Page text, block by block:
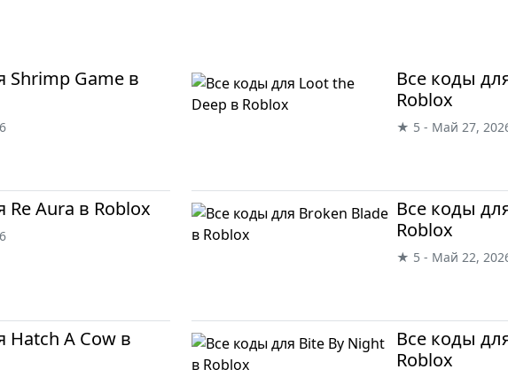
Shrimp Game в
Все коды
Roblox
★ 5 - Май 27,
Re Aura в Roblox
Все коды
Roblox
★ 5 - Май 22,
Hatch A Cow в
Все коды
Roblox